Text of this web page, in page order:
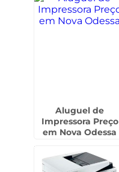
Aluguel de
Impressora Preço
em Nova Odessa